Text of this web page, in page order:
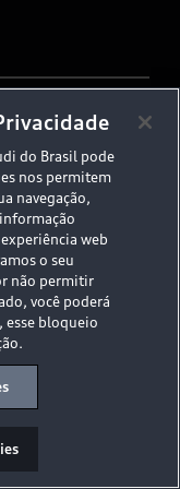
vida.
do Brasil pode
nos permitem
navegação,
web
o seu
não permitir
você poderá
esse bloqueio